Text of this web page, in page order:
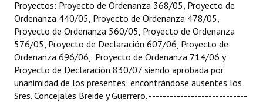
Proyectos: Proyecto de Ordenanza 368/05, Proyecto de
Ordenanza 440/05, Proyecto de Ordenanza 478/05,
Proyecto de Ordenanza 560/05, Proyecto de Ordenanza
576/05, Proyecto de Declaración 607/06, Proyecto de
Ordenanza 696/06, Proyecto de Ordenanza 714/06 y
Proyecto de Declaración 830/07 siendo aprobada por
unanimidad de los presentes; encontrándose ausentes los
Sres. Concejales Breide y Guerrero. ----------------------------